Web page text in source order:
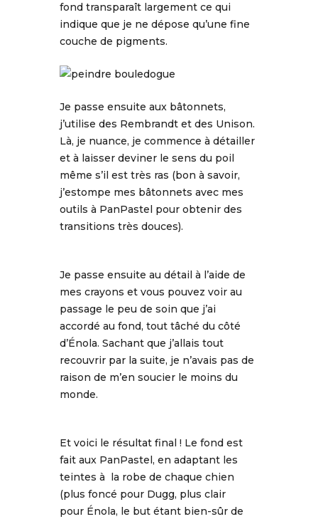
fond transparaît largement ce qui
indique que je ne dépose qu’une fine
couche de pigments.
Je passe ensuite aux bâtonnets,
j’utilise des Rembrandt et des Unison.
Là, je nuance, je commence à détailler
et à laisser deviner le sens du poil
même s’il est très ras (bon à savoir,
j’estompe mes bâtonnets avec mes
outils à PanPastel pour obtenir des
transitions très douces).
Je passe ensuite au détail à l’aide de
mes crayons et vous pouvez voir au
passage le peu de soin que j’ai
accordé au fond, tout tâché du côté
d’Énola. Sachant que j’allais tout
recouvrir par la suite, je n’avais pas de
raison de m’en soucier le moins du
monde.
Et voici le résultat final ! Le fond est
fait aux PanPastel, en adaptant les
teintes à la robe de chaque chien
(plus foncé pour Dugg, plus clair
pour Énola, le but étant bien-sûr de